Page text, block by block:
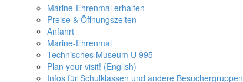
Marine-Ehrenmal erhalten
Preise & Öffnungszeiten
Anfahrt
Marine-Ehrenmal
Technisches Museum U 995
Plan your visit! (English)
Infos für Schulklassen und andere Besuchergruppen